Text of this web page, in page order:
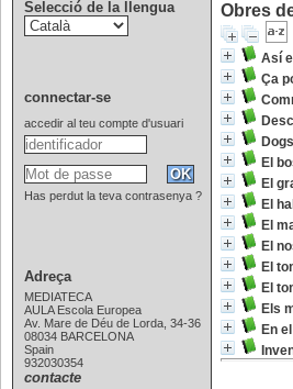
Obres
Así
Ça
El
El
El
El
El
El
El
Els
En
Selecció de la llengua
connectar-se
accedir al teu compte d'usuari
Has perdut la teva contrasenya ?
Adreça
MEDIATECA
AULA Escola Europea
Av. Mare de Déu de Lorda, 34-36
08034 BARCELONA
Spain
932030354
contacte